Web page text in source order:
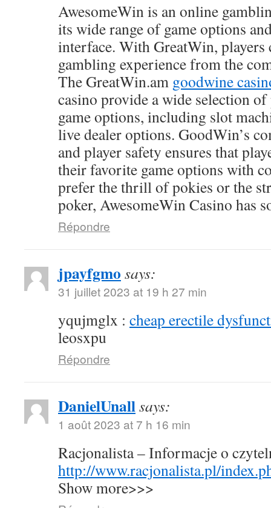
AwesomeWin is an online
its wide range of game options
interface. With GreatWin, players
gambling experience from the
The GreatWin.am goodwine
casino provide a wide selection
game options, including slot
live dealer options. GoodWin’s
and player safety ensures that
their favorite game options with
prefer the thrill of pokies or the
poker, AwesomeWin Casino has
Répondre
jpayfgmo says:
31 juillet 2023 at 19 h 27 min
yqujmglx : cheap erectile
leosxpu
Répondre
DanielUnallsays:
1 août 2023 at 7 h 16 min
Racjonalista – Informacje o
http://www.racjonalista.pl/
Show more>>>